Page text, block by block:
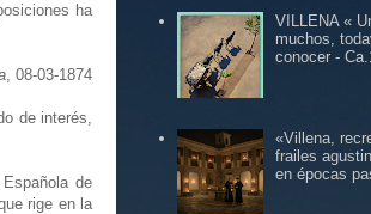
ha
, 08-03-1874
de interés,
de
rige en la
VILLENA «
muchos,
conocer -
«Villena,
frailes
en épocas